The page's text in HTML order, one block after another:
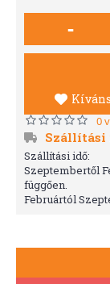
-
0
Szállítási
Szállítási idő:
Szeptembertől
függően.
Februártól